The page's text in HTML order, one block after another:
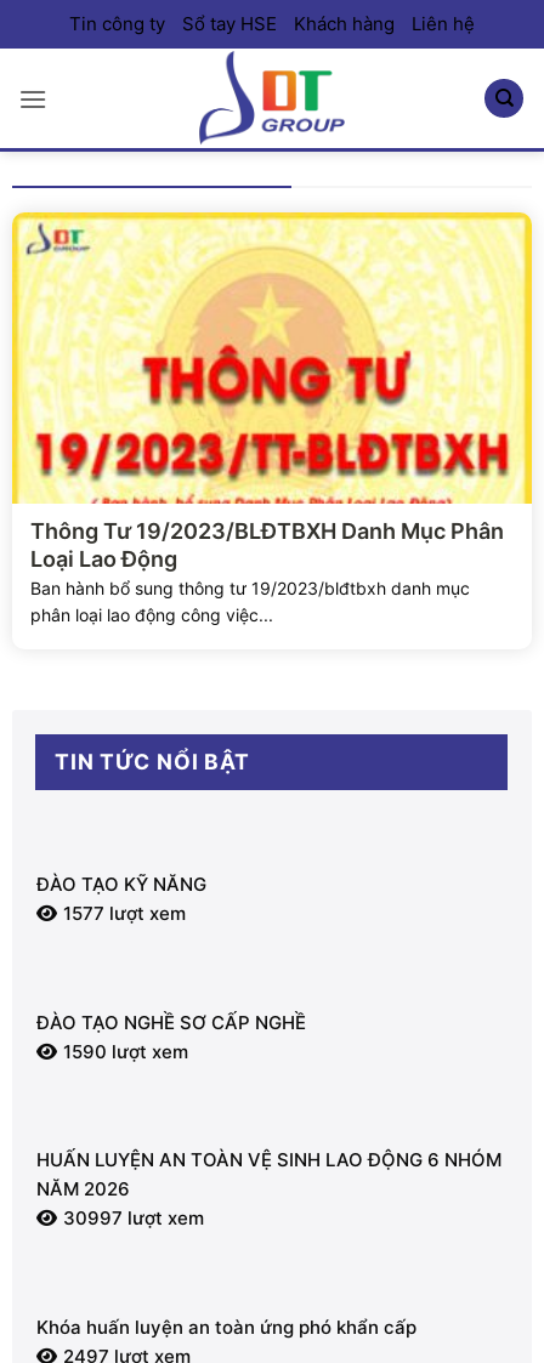
qua
dung
Tin công ty Sổ tay HSE Khách hàng Liên hệ
Xem chi tiết
Thông Tư 19/2023/BLĐTBXH Danh Mục Phân
Loại Lao Động
Ban hành bổ sung thông tư 19/2023/blđtbxh danh mục
phân loại lao động công việc...
TIN TỨC NỔI BẬT
ĐÀO TẠO KỸ NĂNG
1577 lượt xem
ĐÀO TẠO NGHỀ SƠ CẤP NGHỀ
1590 lượt xem
HUẤN LUYỆN AN TOÀN VỆ SINH LAO ĐỘNG 6 NHÓM
NĂM 2026
30997 lượt xem
Khóa huấn luyện an toàn ứng phó khẩn cấp
2497 lượt xem